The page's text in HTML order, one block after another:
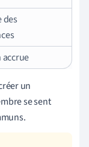
des
un
se sent